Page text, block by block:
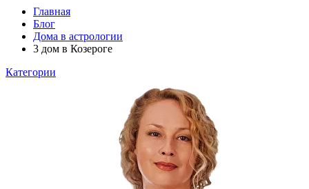
Главная
Блог
Дома в астрологии
3 дом в Козероге
Категории